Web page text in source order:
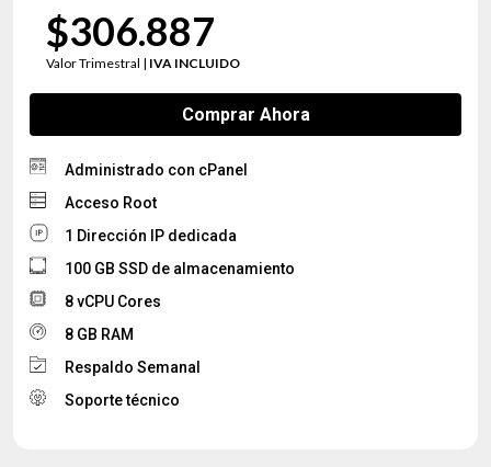
$306.887
Valor Trimestral | IVA INCLUIDO
Comprar Ahora
Administrado con cPanel
Acceso Root
1 Dirección IP dedicada
100 GB SSD de almacenamiento
8 vCPU Cores
8 GB RAM
Respaldo Semanal
Soporte técnico